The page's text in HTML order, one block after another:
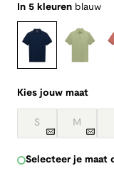
In 5 kleuren blauw
Kies jouw maat
S M
Selecteer je maat